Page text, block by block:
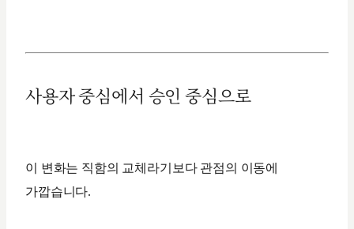
사용자 중심에서 승인 중심으로
이 변화는 직함의 교체라기보다 관점의 이동에
가깝습니다.